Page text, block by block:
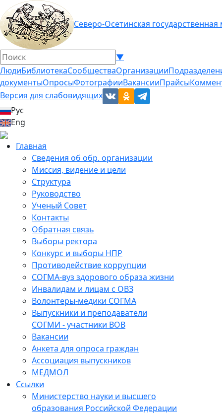
Северо-Осетинская
▼
ЛюдиБиблиотекаСообществаОрганизации
документыОпросыФотографииВакансииПрайсы
Версия для слабовидящих
Рус
Eng
Главная
Сведения об обр. организации
Миссия, видение и цели
Структура
Руководство
Ученый Совет
Контакты
Обратная связь
Выборы ректора
Конкурс и выборы НПР
Противодействие коррупции
СОГМА-вуз здорового образа жизни
Инвалидам и лицам с ОВЗ
Волонтеры-медики СОГМА
Выпускники и преподаватели
СОГМИ - участники ВОВ
Вакансии
Анкета для опроса граждан
Ассоциация выпускников
МЕДМОЛ
Ссылки
Министерство науки и высшего
образования Российской Федерации